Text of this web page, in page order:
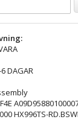
DAGAR
HX996TS-